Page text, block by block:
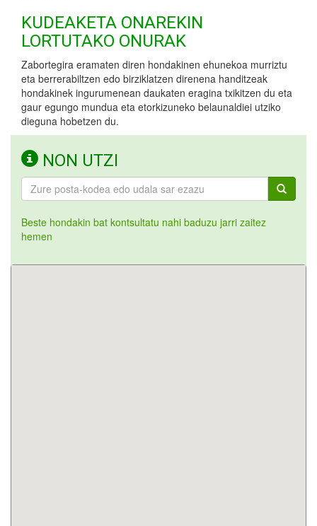
KUDEAKETA ONAREKIN
LORTUTAKO ONURAK
Zabortegira eramaten diren hondakinen ehunekoa murriztu
eta berrerabiltzen edo birziklatzen direnena handitzeak
hondakinek ingurumenean daukaten eragina txikitzen du eta
gaur egungo mundua eta etorkizuneko belaunaldiei utziko
dieguna hobetzen du.
NON UTZI
Beste hondakin bat kontsultatu nahi baduzu jarri zaitez
hemen